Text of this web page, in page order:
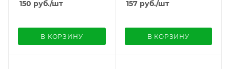
150 руб./шт
В КОРЗИНУ
157руб./шт
В КОРЗИНУ